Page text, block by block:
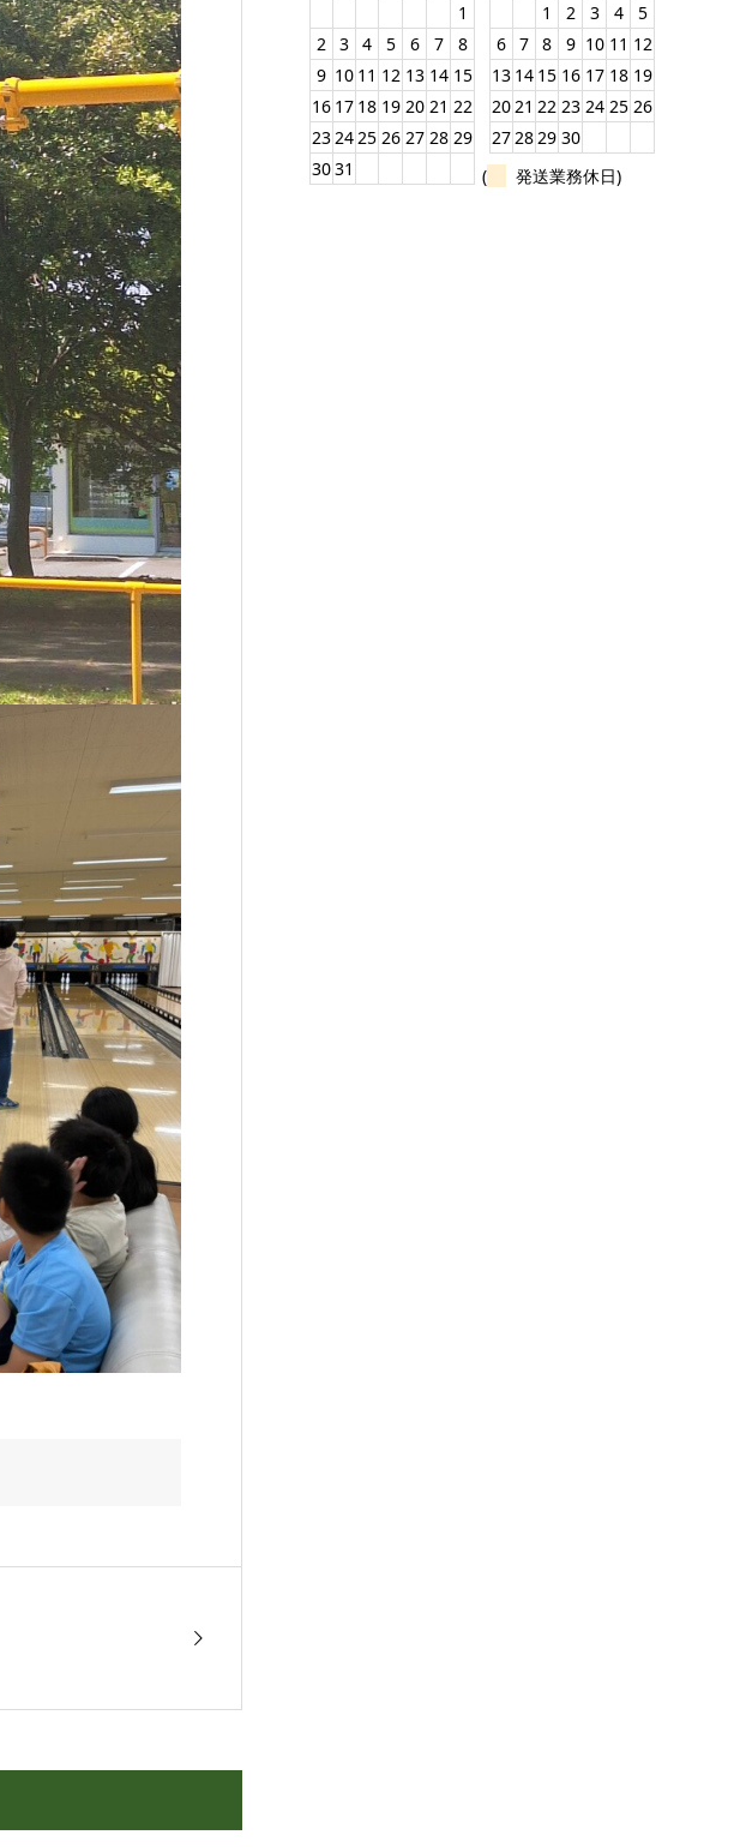
1
2 3 4 5 6 7
8
9 10 11 12 13 14 15
16 17 18 19 20 21 22
232425 26 27 28 29
3031
1
2 3 4
5
6 7 8 9 10 11 12
13 14 15 16 17 18 19
2021 22 23 24 25 26
272829 30
(
発送業務休日)